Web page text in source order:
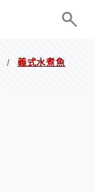
/ 義式水煮魚